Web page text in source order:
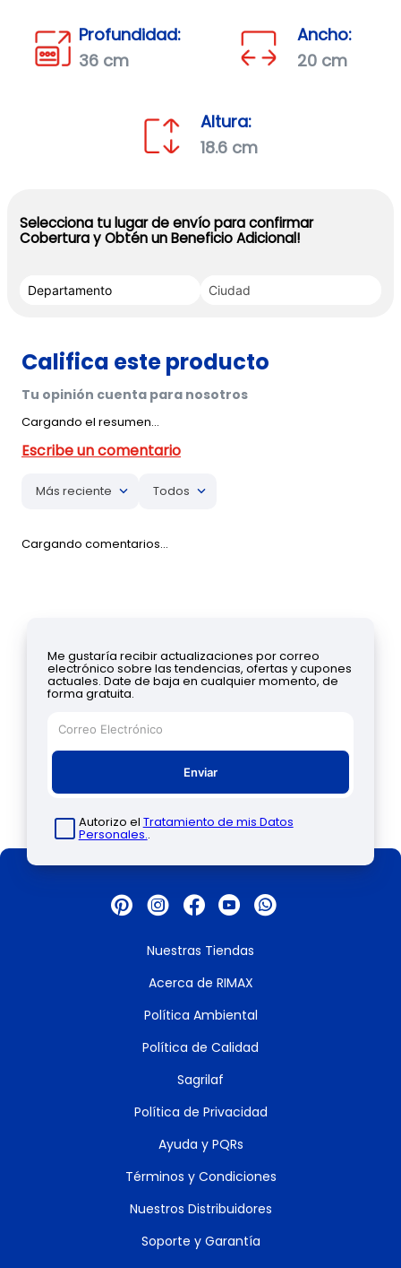
Profundidad:
36 cm
Ancho:
20 cm
Altura:
18.6 cm
Selecciona tu lugar de envío para confirmar
Cobertura y Obtén un Beneficio Adicional!
Cargando el resumen…
Más reciente Todos
Cargando comentarios…
Me gustaría recibir actualizaciones por correo
electrónico sobre las tendencias, ofertas y cupones
actuales. Date de baja en cualquier momento, de
forma gratuita.
Enviar
Autorizo el Tratamiento de mis Datos
Personales..
Nuestras Tiendas
Acerca de RIMAX
Política Ambiental
Política de Calidad
Sagrilaf
Política de Privacidad
Ayuda y PQRs
Términos y Condiciones
Nuestros Distribuidores
Soporte y Garantía